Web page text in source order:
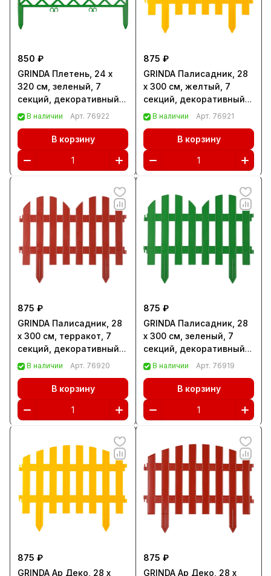
850 ₽
GRINDA Плетень, 24 х
320 см, зеленый, 7
секций, декоративный
забор (422207-G)
В наличии Арт. 76922
В корзину
875 ₽
GRINDA Палисадник, 28
х 300 см, желтый, 7
секций, декоративный
забор (422205-Y)
В наличии Арт. 76921
В корзину
875 ₽
GRINDA Палисадник, 28
х 300 см, терракот, 7
секций, декоративный
забор (422205-T)
В наличии Арт. 76920
В корзину
875 ₽
GRINDA Палисадник, 28
х 300 см, зеленый, 7
секций, декоративный
забор (422205-G)
В наличии Арт. 76919
В корзину
875 ₽
GRINDA Ар Деко, 28 х
875 ₽
GRINDA Ар Деко, 28 х